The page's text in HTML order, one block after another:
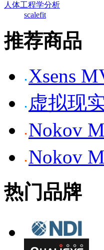
人体工程学分析
scalefit
推荐商品
Xsens
虚拟现
Nokov
Nokov
热门品牌